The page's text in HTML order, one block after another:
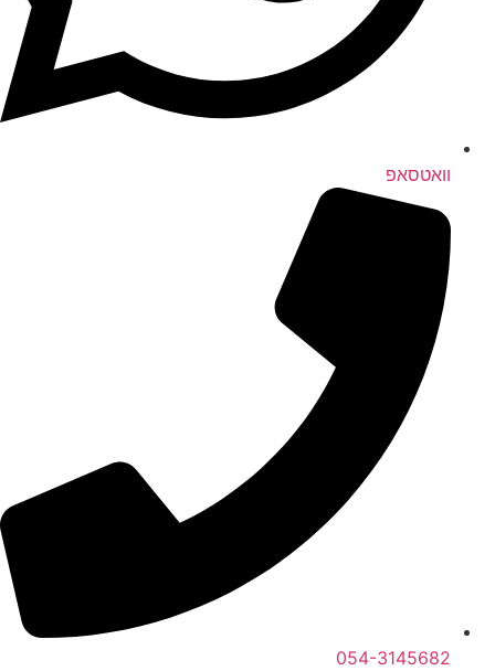
וואטסאפ
054-3145682